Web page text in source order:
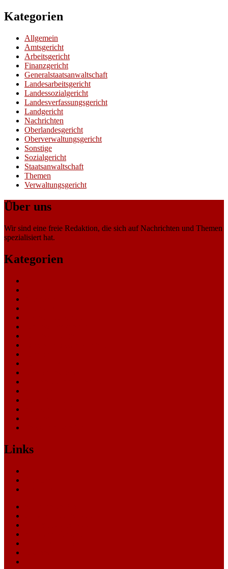
Kategorien
Allgemein
Amtsgericht
Arbeitsgericht
Finanzgericht
Generalstaatsanwaltschaft
Landesarbeitsgericht
Landessozialgericht
Landesverfassungsgericht
Landgericht
Nachrichten
Oberlandesgericht
Oberverwaltungsgericht
Sonstige
Sozialgericht
Staatsanwaltschaft
Themen
Verwaltungsgericht
Über uns
Wir sind eine freie Redaktion, die sich auf Nachrichten und Themen
spezialisiert hat.
Kategorien
Links